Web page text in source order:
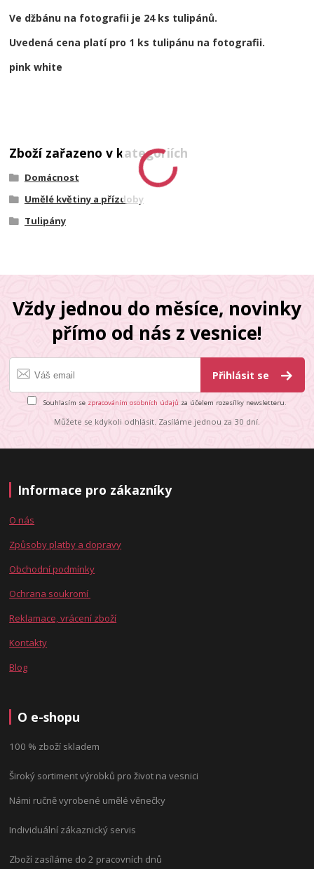
Ve džbánu na fotografii je 24 ks tulipánů.
Uvedená cena platí pro 1 ks tulipánu na fotografii.
pink white
Zboží zařazeno v kategoriích
Domácnost
Umělé květiny a přízdoby
Tulipány
Vždy jednou do měsíce, novinky
přímo od nás z vesnice!
Přihlásit se
Souhlasím se zpracováním osobních údajů za účelem rozesílky newsletteru.
Můžete se kdykoli odhlásit. Zasíláme jednou za 30 dní.
Informace pro zákazníky
O nás
Způsoby platby a dopravy
Obchodní podmínky
Ochrana soukromí
Reklamace, vrácení zboží
Kontakty
Blog
O e-shopu
100 % zboží skladem
Široký sortiment výrobků pro život na vesnici
Námi ručně vyrobené umělé věnečky
Individuální zákaznický servis
Zboží zasíláme do 2 pracovních dnů